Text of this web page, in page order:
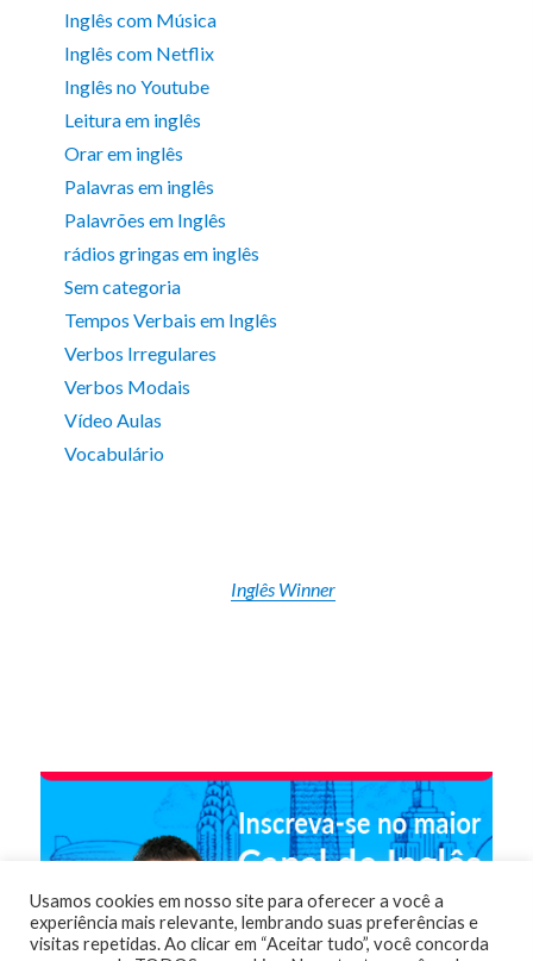
Inglês com Música
Inglês com Netflix
Inglês no Youtube
Leitura em inglês
Orar em inglês
Palavras em inglês
Palavrões em Inglês
rádios gringas em inglês
Sem categoria
Tempos Verbais em Inglês
Verbos Irregulares
Verbos Modais
Vídeo Aulas
Vocabulário
Inglês Winner
Usamos cookies em nosso site para oferecer a você a
experiência mais relevante, lembrando suas preferências e
visitas repetidas. Ao clicar em “Aceitar tudo”, você concorda